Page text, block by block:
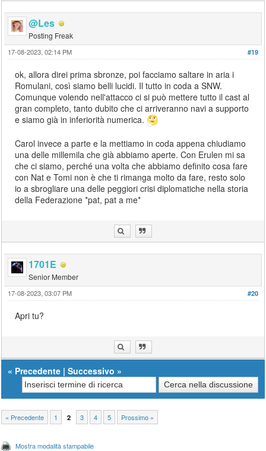
@Les
Posting Freak
#19
17-08-2023, 02:14 PM
ok, allora direi prima sbronze, poi facciamo saltare in aria i
Romulani, così siamo belli lucidi. Il tutto in coda a SNW.
Comunque volendo nell'attacco ci si può mettere tutto il cast al
gran completo, tanto dubito che ci arriveranno navi a supporto
e siamo già in inferiorità numerica.
Carol invece a parte e la mettiamo in coda appena chiudiamo
una delle millemila che già abbiamo aperte. Con Erulen mi sa
che ci siamo, perché una volta che abbiamo definito cosa fare
con Nat e Tomi non è che ti rimanga molto da fare, resto solo
io a sbrogliare una delle peggiori crisi diplomatiche nella storia
della Federazione *pat, pat a me*
1701E
Senior Member
#20
17-08-2023, 03:07 PM
Apri tu?
« Precedente |Successivo »
« Precedente 1 2 3 4 5 Prossimo »
Mostra modalità stampabile